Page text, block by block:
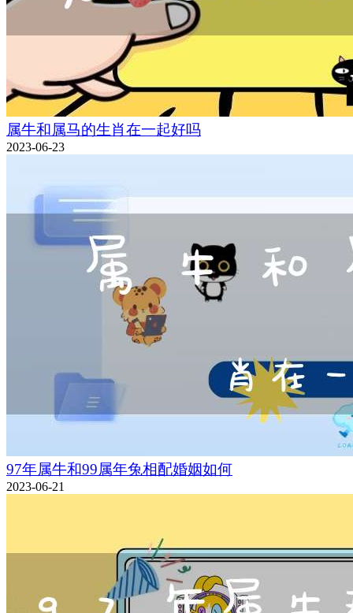
属牛和属马的生肖在一起好吗
2023-06-23
97年属牛和99属年兔相配婚姻如何
2023-06-21